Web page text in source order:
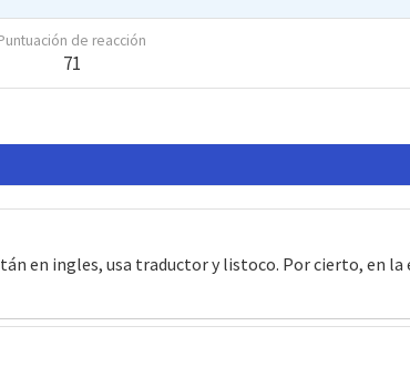
de reacción
71
en ingles, usa traductor y listoco. Por cierto, en la